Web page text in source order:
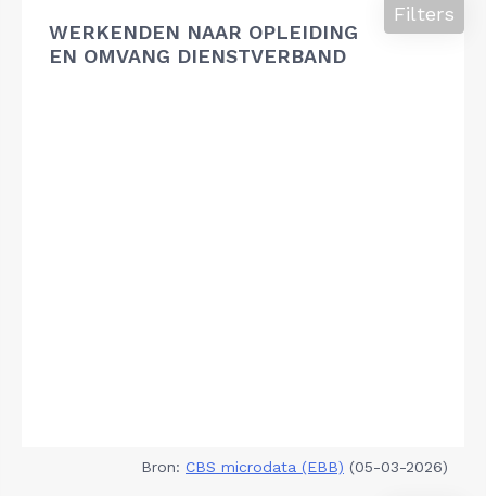
WERKENDEN NAAR OPLEIDING
EN OMVANG DIENSTVERBAND
Filters
Bron: CBS microdata (EBB) (05-03-2026)